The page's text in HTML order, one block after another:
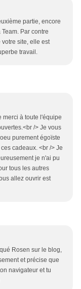
partie, encore
Par contre
site, elle est
travail.
merci à toute l'équipe
/> Je vous
purement égoïste
cadeaux. <br /> Je
je n'ai pu
tous les autres
allez ouvrir est
Rosen sur le blog,
et précise que
navigateur et tu